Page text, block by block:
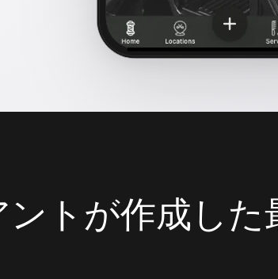
トが作成し